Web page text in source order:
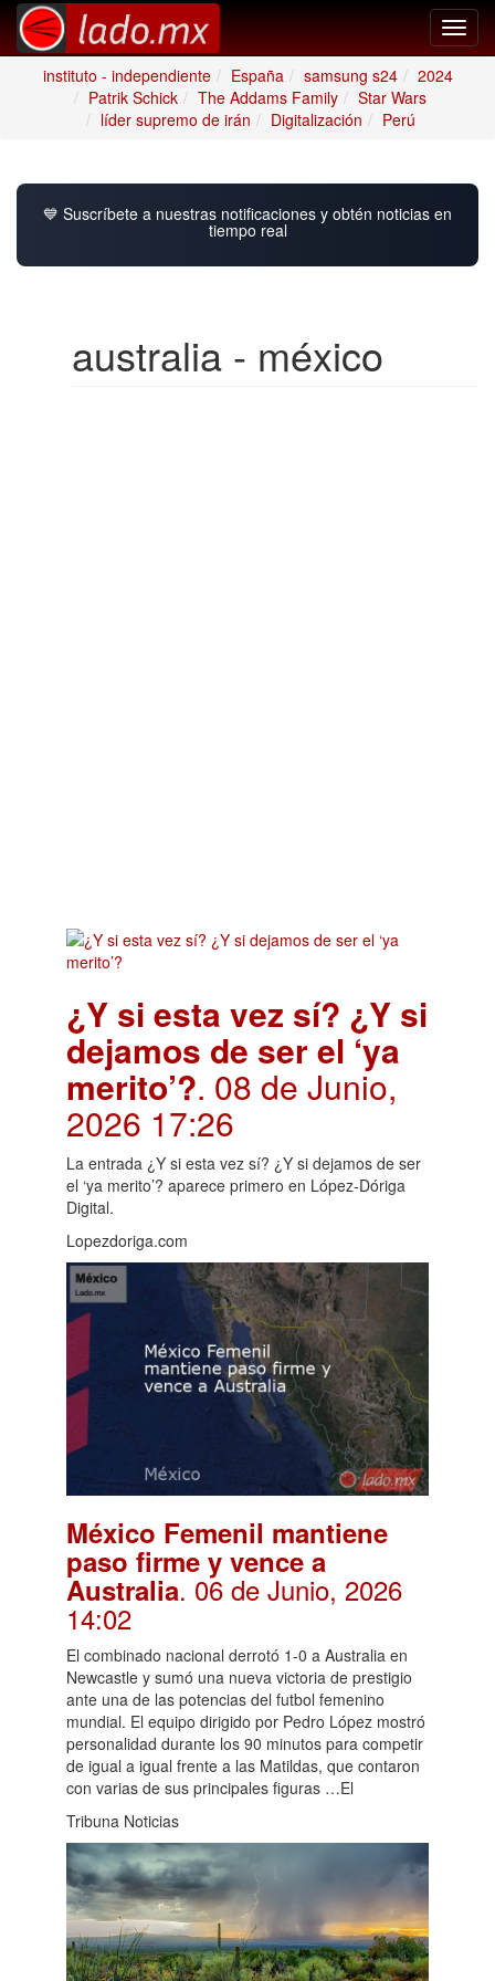
instituto - independiente
España samsung s24
2024
Patrik Schick
The Addams Family
Star Wars
líder supremo de irán
Digitalización Perú
💙 Suscríbete a nuestras notificaciones y obtén noticias en
tiempo real
australia - méxico
¿Y si esta vez sí? ¿Y si
dejamos de ser el ‘ya
merito’?. 08 de Junio,
2026 17:26
La entrada ¿Y si esta vez sí? ¿Y si dejamos de ser
el ‘ya merito’? aparece primero en López-Dóriga
Digital.
Lopezdoriga.com
México Femenil mantiene
paso firme y vence a
Australia. 06 de Junio, 2026
14:02
El combinado nacional derrotó 1-0 a Australia en
Newcastle y sumó una nueva victoria de prestigio
ante una de las potencias del futbol femenino
mundial. El equipo dirigido por Pedro López mostró
personalidad durante los 90 minutos para competir
de igual a igual frente a las Matildas, que contaron
con varias de sus principales figuras …El
Tribuna Noticias